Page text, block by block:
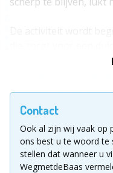
bewaakt en de tijd
strijd tussen de teams.
Er wordt gespeeld in
er meerdere kisten
een competitief
de kist? En wie heeft
Contact
Ook al zijn wij vaak op
ons best u te woord te
stellen dat wanneer u
WegmetdeBaas